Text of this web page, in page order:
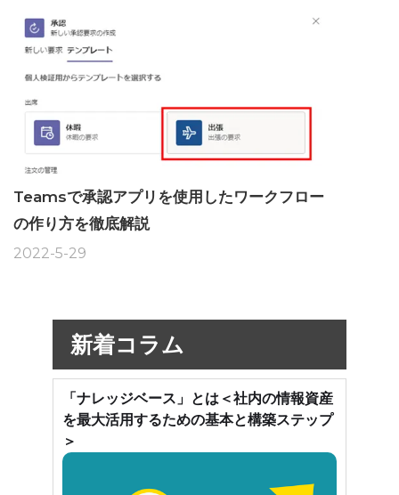
Teamsで承認アプリを使用したワークフロー
の作り方を徹底解説
2022-5-29
新着コラム
「ナレッジベース」とは＜社内の情報資産
を最大活用するための基本と構築ステップ
＞